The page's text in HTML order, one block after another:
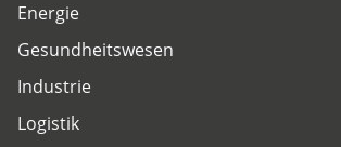
Energie
Gesundheitswesen
Industrie
Logistik